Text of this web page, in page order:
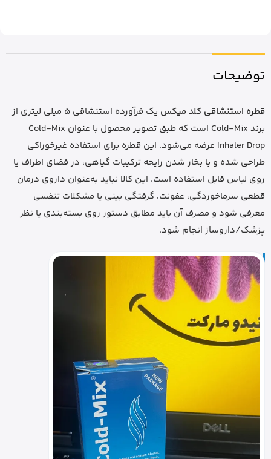
توضیحات
قطره استنشاقی کلد میکس
یک فرآورده استنشاقی 5 میلی لیتری از
برند Cold-Mix است که طبق تصویر محصول با عنوان Cold-Mix
Inhaler Drop عرضه می‌شود. این قطره برای استفاده غیرخوراکی
طراحی شده و با بخار شدن رایحه ترکیبات گیاهی، در فضای اطراف یا
روی لباس قابل استفاده است. این کالا نباید به‌عنوان داروی درمان
قطعی سرماخوردگی، عفونت، گرفتگی بینی یا مشکلات تنفسی
معرفی شود و مصرف آن باید مطابق دستور روی بسته‌بندی یا نظر
پزشک/داروساز انجام شود.